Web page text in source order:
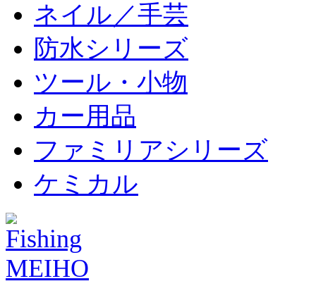
ネイル／手芸
防水シリーズ
ツール・小物
カー用品
ファミリアシリーズ
ケミカル